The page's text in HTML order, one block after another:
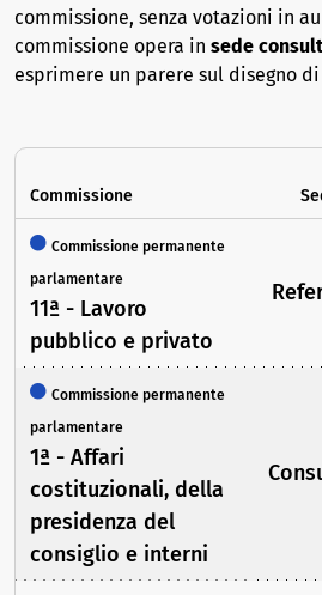
commissione, senza votazioni in
commissione opera in sede
esprimere un parere sul disegno di
Commissione
Commissione permanente
parlamentare
11ª - Lavoro
pubblico e privato
Commissione permanente
parlamentare
1ª - Affari
costituzionali, della
presidenza del
consiglio e interni